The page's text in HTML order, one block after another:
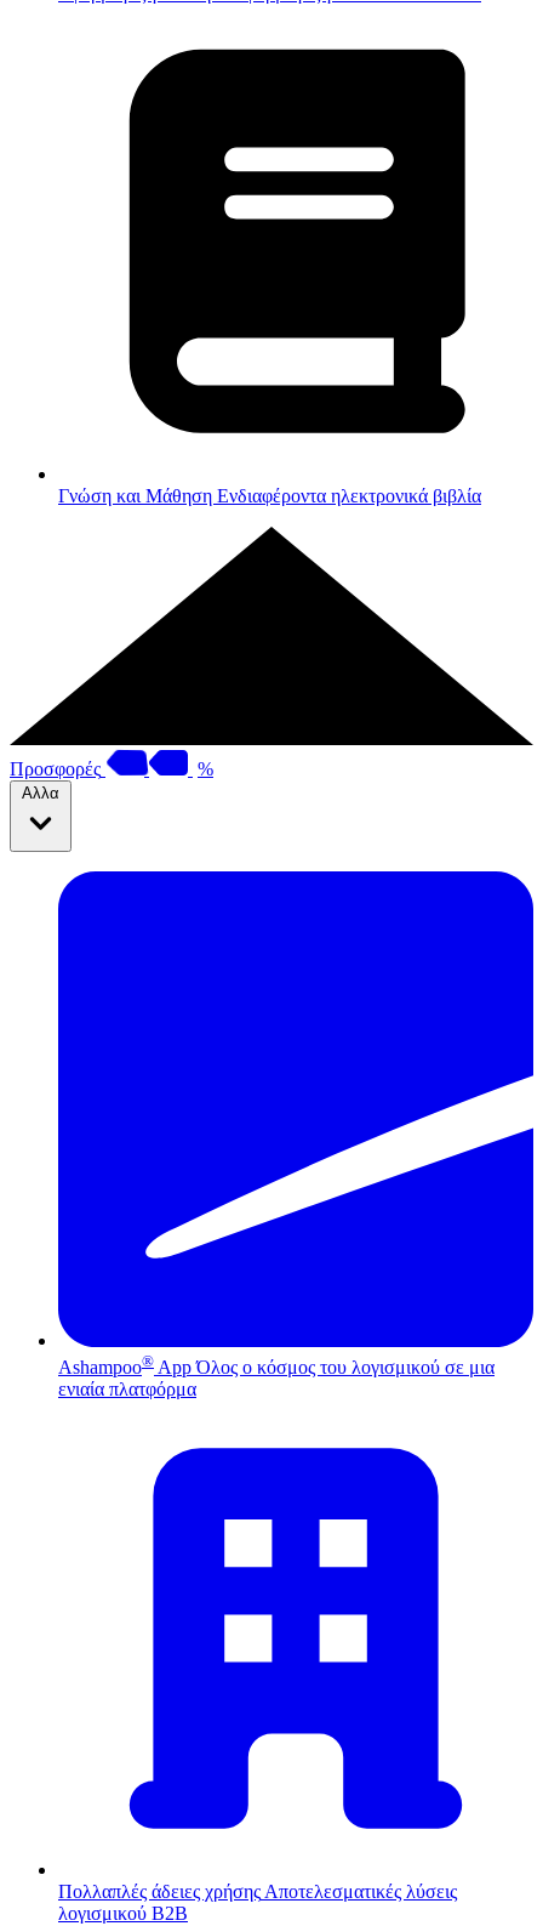
Γνώση και Μάθηση Ενδιαφέροντα ηλεκτρονικά βιβλία
Προσφορές %
Αλλα
Ashampoo® App Όλος ο κόσμος του λογισμικού σε μια
ενιαία πλατφόρμα
Πολλαπλές άδειες χρήσης Αποτελεσματικές λύσεις
λογισμικού B2B